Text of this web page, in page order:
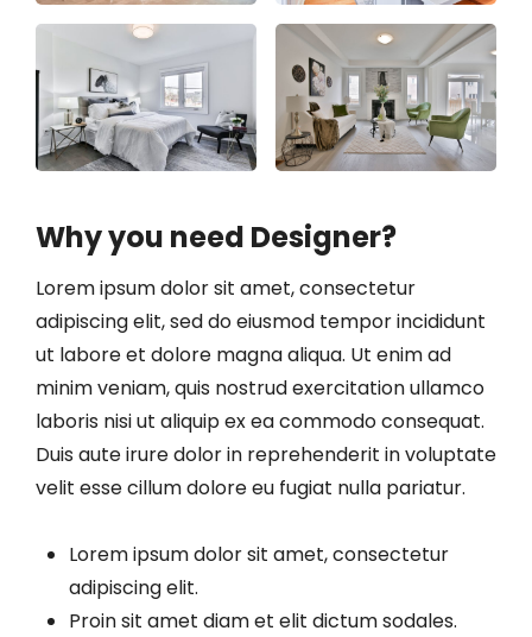
Why you need Designer?
Lorem ipsum dolor sit amet, consectetur
adipiscing elit, sed do eiusmod tempor incididunt
ut labore et dolore magna aliqua. Ut enim ad
minim veniam, quis nostrud exercitation ullamco
laboris nisi ut aliquip ex ea commodo consequat.
Duis aute irure dolor in reprehenderit in voluptate
velit esse cillum dolore eu fugiat nulla pariatur.
Lorem ipsum dolor sit amet, consectetur
adipiscing elit.
Proin sit amet diam et elit dictum sodales.